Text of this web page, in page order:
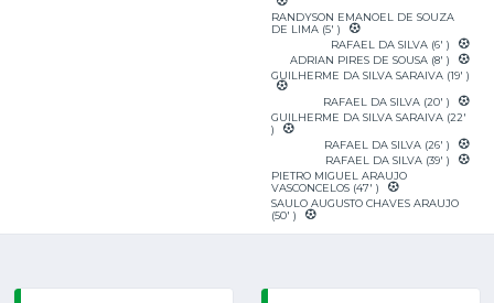
RANDYSON EMANOEL DE SOUZA
DE LIMA (5' )
RAFAEL DA SILVA (6' )
ADRIAN PIRES DE SOUSA (8' )
GUILHERME DA SILVA SARAIVA (19' )
RAFAEL DA SILVA (20' )
GUILHERME DA SILVA SARAIVA (22'
)
RAFAEL DA SILVA (26' )
RAFAEL DA SILVA (39' )
PIETRO MIGUEL ARAUJO
VASCONCELOS (47' )
SAULO AUGUSTO CHAVES ARAUJO
(50' )